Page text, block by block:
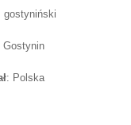
gostyniński
Gostynin
: Polska